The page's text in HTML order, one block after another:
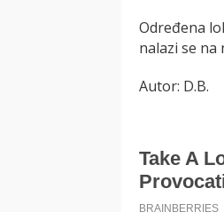
Određena
nalazi se na
Autor: D.B.